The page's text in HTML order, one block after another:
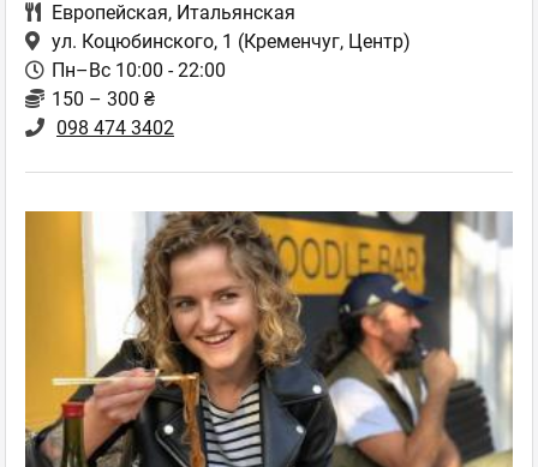
Европейская, Итальянская
ул. Коцюбинского, 1 (Кременчуг, Центр)
Пн–Вс 10:00 - 22:00
150 – 300 ₴
098 474 3402